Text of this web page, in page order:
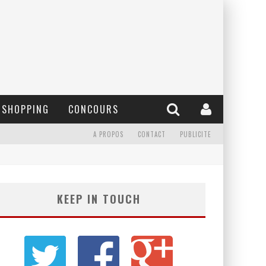
SHOPPING CONCOURS
A PROPOS CONTACT PUBLICITE
KEEP IN TOUCH